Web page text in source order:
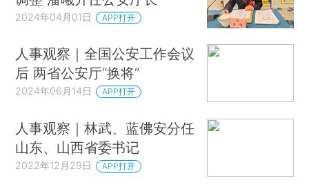
2024年04月01日 APP打开
人事观察｜全国公安工作会议
后 两省公安厅“换将”
2024年06月14日 APP打开
人事观察｜林武、蓝佛安分任
山东、山西省委书记
2022年12月29日 APP打开